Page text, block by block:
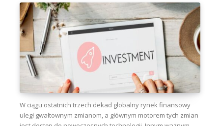
W ciągu ostatnich trzech dekad globalny rynek finansowy
uległ gwałtownym zmianom, a głównym motorem tych zmian